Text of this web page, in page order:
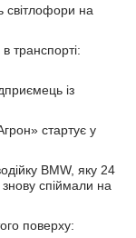
світлофори на
транспорті:
із
стартує у
BMW, яку 24
знову спіймали на
поверху: